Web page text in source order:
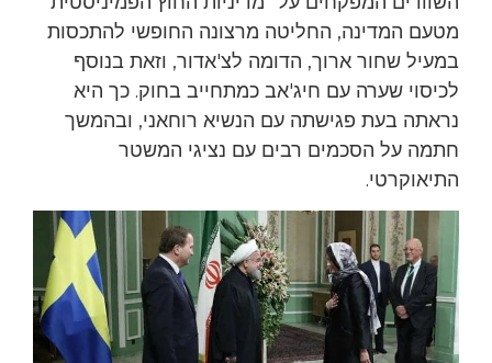
מטעם המדינה, החליטה מרצונה החופשי להתכסות
במעיל שחור ארוך, הדומה לצ'אדור, וזאת בנוסף
לכיסוי שערה עם חיג'אב כמתחייב בחוק. כך היא
נראתה בעת פגישתה עם הנשיא רוחאני, ובהמשך
חתמה על הסכמים רבים עם נציגי המשטר
התיאוקרטי.